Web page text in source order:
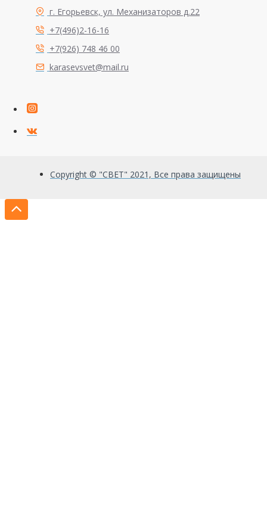
г. Егорьевск, ул. Механизаторов д.22
+7(496)2-16-16
+7(926) 748 46 00
karasevsvet@mail.ru
Copyright © "СВЕТ" 2021, Все права защищены